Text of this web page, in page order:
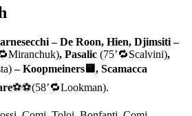
– De Roon, Hien, Djimsiti –
, Pasalic (75’🔁Scalvini),
– Koopmeiners🟨 , Scamacca
⚽⚽(58’🔁Lookman).